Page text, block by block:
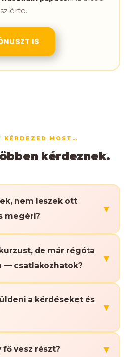
érte.
IS
KÉRDEZED MOST…
kérdeznek.
nem leszek ott
megéri?
▾
de már régóta
— csatlakozhatok?
▾
a kérdéseket és
▾
fő vesz részt? ▾